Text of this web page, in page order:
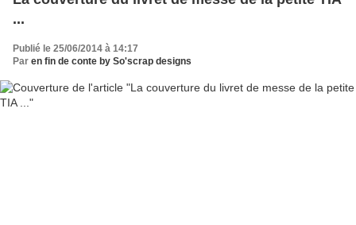
...
Publié le 25/06/2014 à 14:17
Par en fin de conte by So'scrap designs